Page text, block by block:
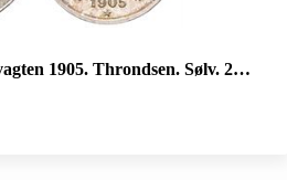
Sølv. 27 mm. Riper på advers/scratches on obverse